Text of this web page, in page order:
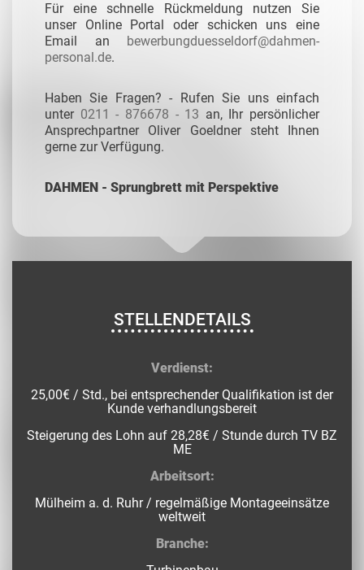
Für eine schnelle Rückmeldung nutzen Sie
unser Online Portal oder schicken uns eine
Email an bewerbungduesseldorf@dahmen-
personal.de.
Haben Sie Fragen? - Rufen Sie uns einfach
unter 0211 - 876678 - 13 an, Ihr persönlicher
Ansprechpartner Oliver Goeldner steht Ihnen
gerne zur Verfügung.
DAHMEN - Sprungbrett mit Perspektive
STELLENDETAILS
Verdienst:
25,00€ / Std., bei entsprechender Qualifikation ist der
Kunde verhandlungsbereit
Steigerung des Lohn auf 28,28€ / Stunde durch TV BZ
ME
Arbeitsort:
Mülheim a. d. Ruhr / regelmäßige Montageeinsätze
weltweit
Branche: